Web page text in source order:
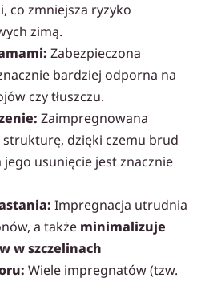
co zmniejsza ryzyko
zimą.
Zabezpieczona
bardziej odporna na
czy tłuszczu.
Zaimpregnowana
strukturę, dzięki czemu brud
jego usunięcie jest znacznie
Impregnacja utrudnia
a także minimalizuje
w szczelinach
Wiele impregnatów (tzw.